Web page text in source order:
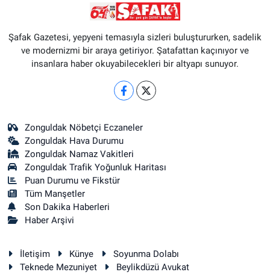
Şafak Gazetesi, yepyeni temasıyla sizleri buluştururken, sadelik
ve modernizmi bir araya getiriyor. Şatafattan kaçınıyor ve
insanlara haber okuyabilecekleri bir altyapı sunuyor.
Zonguldak Nöbetçi Eczaneler
Zonguldak Hava Durumu
Zonguldak Namaz Vakitleri
Zonguldak Trafik Yoğunluk Haritası
Puan Durumu ve Fikstür
Tüm Manşetler
Son Dakika Haberleri
Haber Arşivi
İletişim Künye
Soyunma Dolabı
Teknede Mezuniyet
Beylikdüzü Avukat